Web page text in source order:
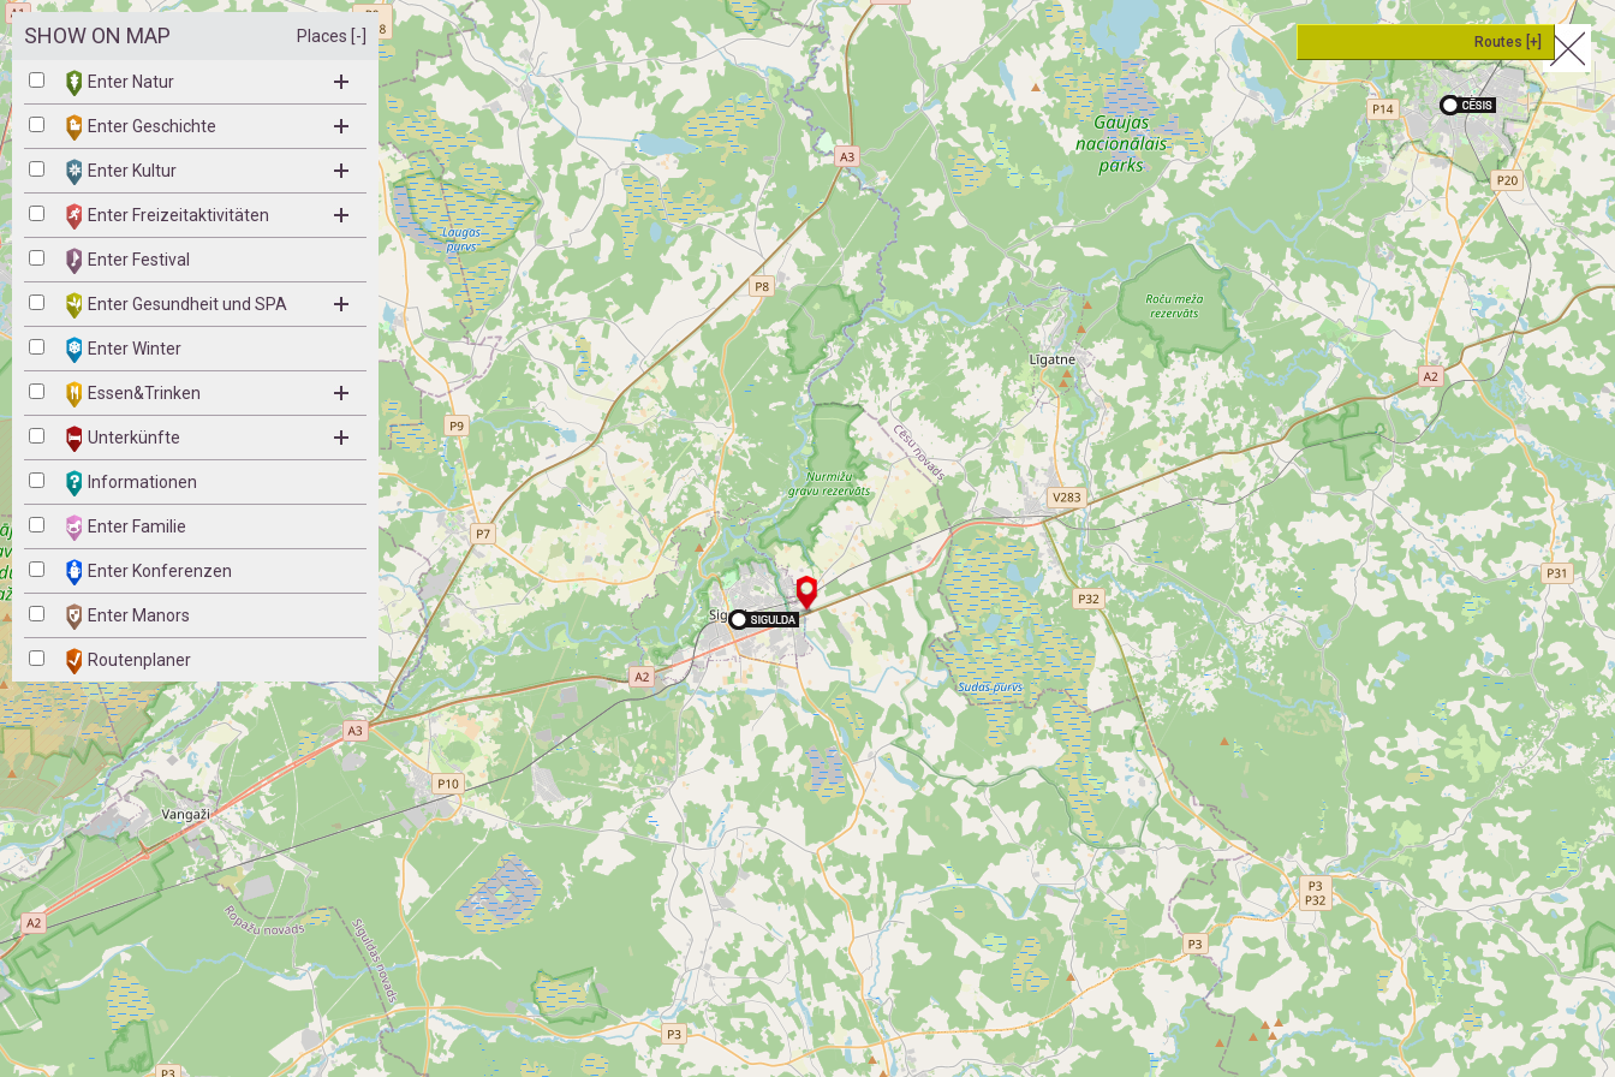
SHOW ON MAP Places [-]
Enter Natur
Enter Geschichte
Enter Kultur
Enter Freizeitaktivitäten
Enter Festival
Enter Gesundheit und SPA
Enter Winter
Essen&Trinken
Unterkünfte
Informationen
Enter Familie
Enter Konferenzen
Enter Manors
Routenplaner
Routes [+]